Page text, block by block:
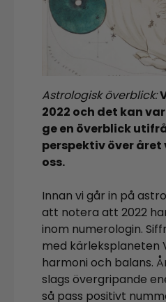
Astrologisk överblick:
2022 och det kan
ge en överblick
perspektiv över
oss.
Innan vi går in på
att notera att 2022
inom numerologin.
med kärleksplaneten
harmoni och balans.
slags övergripande
så pass positivt